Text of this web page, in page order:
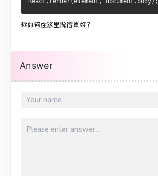
我如何在这里做得更好？
Answer